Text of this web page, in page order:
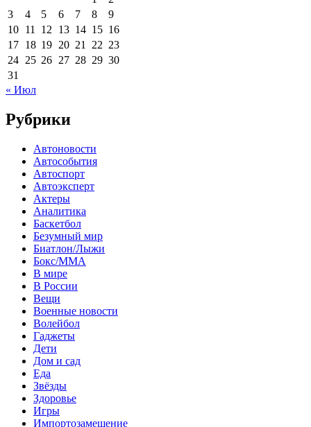
3
4 5 6 7 8
9
10 11 12 13 14 15 16
17 18 19 20 21 22 23
24 25 26 27 28 29 30
31
« Июл
Рубрики
Автоновости
Автособытия
Автоспорт
Автоэксперт
Актеры
Аналитика
Баскетбол
Безумный мир
Биатлон/Лыжи
Бокс/MMA
В мире
В России
Вещи
Военные новости
Волейбол
Гаджеты
Дети
Дом и сад
Еда
Звёзды
Здоровье
Игры
Импортозамещение